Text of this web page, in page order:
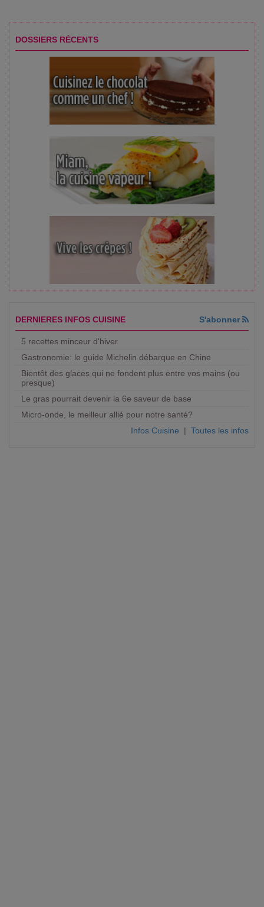
DOSSIERS RÉCENTS
DERNIERES INFOS CUISINE S'abonner
5 recettes minceur d'hiver
Gastronomie: le guide Michelin débarque en Chine
Bientôt des glaces qui ne fondent plus entre vos mains (ou
presque)
Le gras pourrait devenir la 6e saveur de base
Micro-onde, le meilleur allié pour notre santé?
Infos Cuisine | Toutes les infos